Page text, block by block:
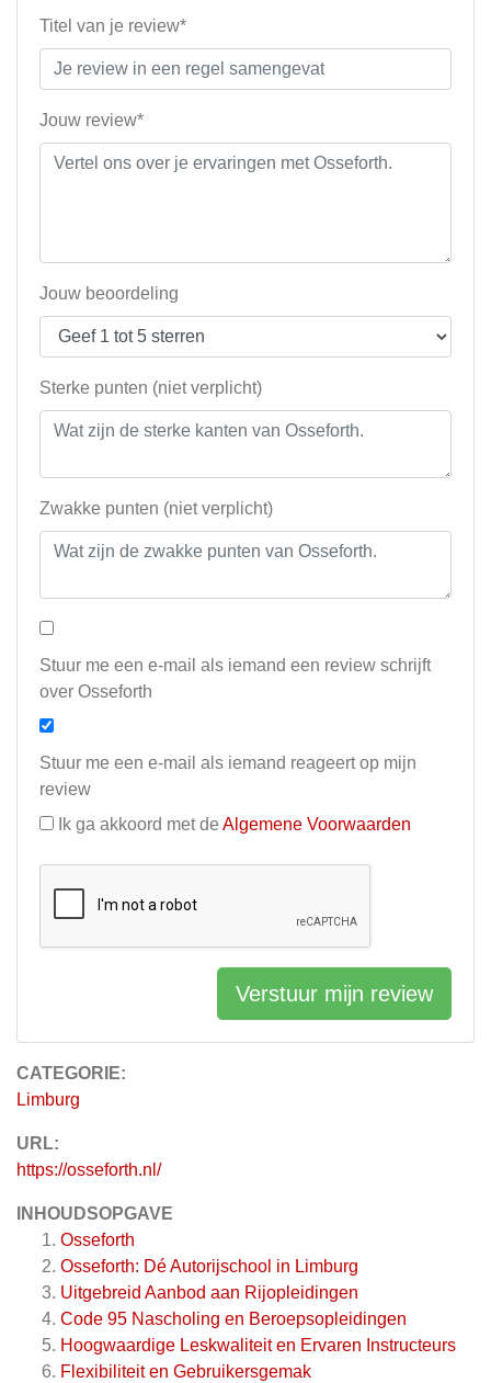
CATEGORIE:
Limburg
URL:
https://osseforth.nl/
INHOUDSOPGAVE
Osseforth
Osseforth: Dé Autorijschool in Limburg
Uitgebreid Aanbod aan Rijopleidingen
Code 95 Nascholing en Beroepsopleidingen
Hoogwaardige Leskwaliteit en Ervaren Instructeurs
Flexibiliteit en Gebruikersgemak
Titel van je review*
Jouw review*
Jouw beoordeling
Sterke punten (niet verplicht)
Zwakke punten (niet verplicht)
Stuur me een e-mail als iemand een review schrijft
over Osseforth
Stuur me een e-mail als iemand reageert op mijn
review
Ik ga akkoord met de Algemene Voorwaarden
Verstuur mijn review